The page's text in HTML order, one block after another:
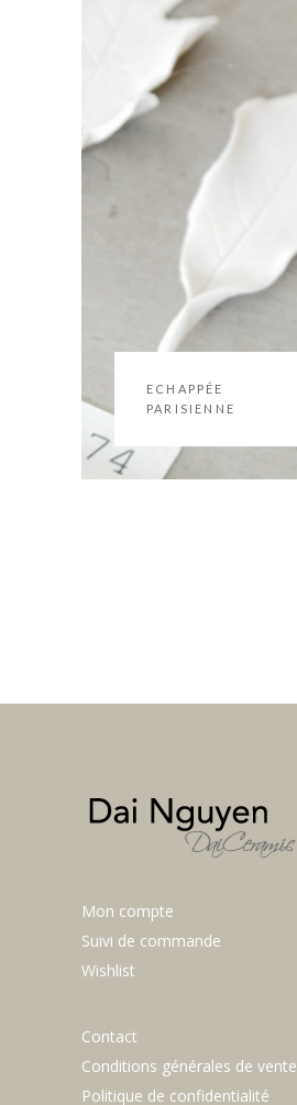
ECHAPPÉE
PARISIENNE
Mon compte
Suivi de commande
Wishlist
Contact
Conditions générales de vente
Politique de confidentialité